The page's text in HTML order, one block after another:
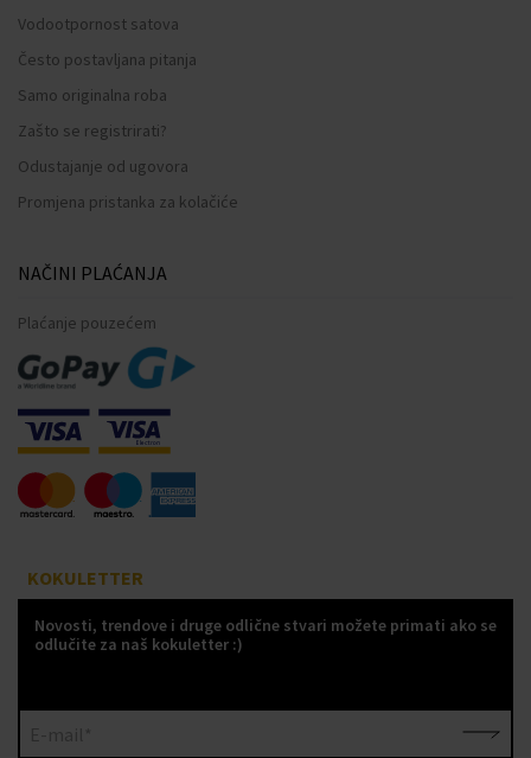
Vodootpornost satova
Često postavljana pitanja
Samo originalna roba
Zašto se registrirati?
Odustajanje od ugovora
Promjena pristanka za kolačiće
NAČINI PLAĆANJA
Plaćanje pouzećem
KOKULETTER
Novosti, trendove i druge odlične stvari možete primati ako se
odlučite za naš kokuletter :)